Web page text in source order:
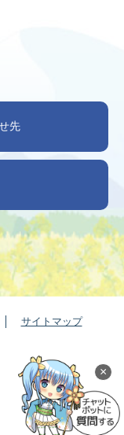
×
先
サイトマップ